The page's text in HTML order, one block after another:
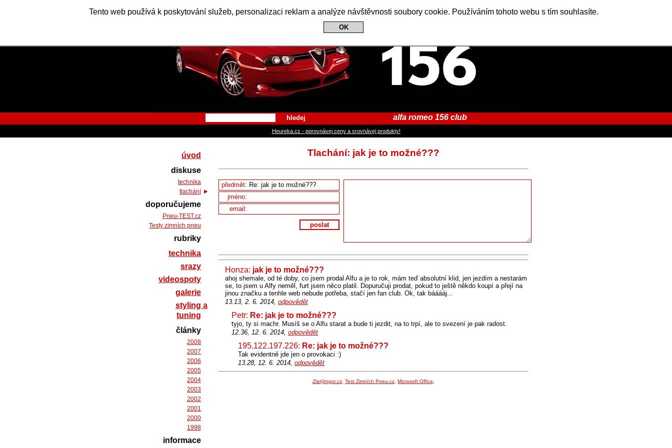
Tento web používá k poskytování služeb, personalizaci reklam a analýze návštěvnosti soubory cookie. Používáním tohoto webu s tím souhlasíte.
OK
Alfa Romeo 156 Club
hledej alfa romeo 156 club
Heureka.cz - porovnávej ceny a srovnávej produkty!
Tlachání: jak je to možné???
předmět:
jméno:
email:
poslat
Honza: jak je to možné???
ahoj shemale, od té doby, co jsem prodal Alfu a je to rok, mám teď absolutní klid, jen jezdím a nestarám
se, to jsem u Alfy neměl, furt jsem něco platil. Dopuručuji prodat, pokud to ještě někdo koupí a přejí na
jinou značku a tenhle web nebude potřeba, stačí jen fan club. Ok, tak bááááj...
13.13, 2. 6. 2014, odpovědět
Petr: Re: jak je to možné???
tyjo, ty si machr. Musíš se o Alfu starat a bude ti jezdit, na to trpí, ale to svezení je pak radost.
12.36, 12. 6. 2014, odpovědět
195.122.197.226: Re: jak je to možné???
Tak evidentně jde jen o provokaci :)
13.28, 12. 6. 2014, odpovědět
ZlatýIngot.cz Test Zimních Pneu.cz Microsoft Office
úvod
diskuse
technika
tlachání
doporučujeme
Pneu-TEST.cz
Testy zimních pneu
rubriky
technika
srazy
videospoty
galerie
styling a
tuning
články
2008
2007
2006
2005
2004
2003
2002
2001
2000
1998
informace